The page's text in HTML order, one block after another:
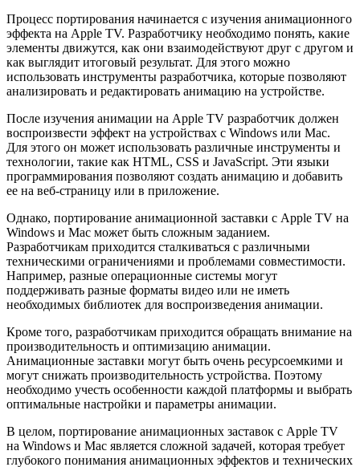
Процесс портирования начинается с изучения анимационного
эффекта на Apple TV. Разработчику необходимо понять, какие
элементы движутся, как они взаимодействуют друг с другом и
как выглядит итоговый результат. Для этого можно
использовать инструменты разработчика, которые позволяют
анализировать и редактировать анимацию на устройстве.
После изучения анимации на Apple TV разработчик должен
воспроизвести эффект на устройствах с Windows или Mac.
Для этого он может использовать различные инструменты и
технологии, такие как HTML, CSS и JavaScript. Эти языки
программирования позволяют создать анимацию и добавить
ее на веб-страницу или в приложение.
Однако, портирование анимационной заставки с Apple TV на
Windows и Mac может быть сложным заданием.
Разработчикам приходится сталкиваться с различными
техническими ограничениями и проблемами совместимости.
Например, разные операционные системы могут
поддерживать разные форматы видео или не иметь
необходимых библиотек для воспроизведения анимации.
Кроме того, разработчикам приходится обращать внимание на
производительность и оптимизацию анимации.
Анимационные заставки могут быть очень ресурсоемкими и
могут снижать производительность устройства. Поэтому
необходимо учесть особенности каждой платформы и выбрать
оптимальные настройки и параметры анимации.
В целом, портирование анимационных заставок с Apple TV
на Windows и Mac является сложной задачей, которая требует
глубокого понимания анимационных эффектов и технических